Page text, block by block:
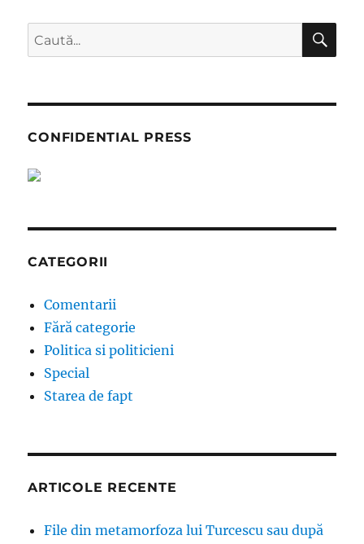
Caută
după:
CONFIDENTIAL PRESS
CATEGORII
Comentarii
Fără categorie
Politica si politicieni
Special
Starea de fapt
ARTICOLE RECENTE
File din metamorfoza lui Turcescu sau după